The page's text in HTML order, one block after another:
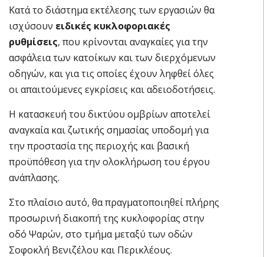
Κατά το διάστημα εκτέλεσης των εργασιών θα
ισχύσουν ειδικές κυκλοφοριακές
ρυθμίσεις, που κρίνονται αναγκαίες για την
ασφάλεια των κατοίκων και των διερχόμενων
οδηγών, και για τις οποίες έχουν ληφθεί όλες
οι απαιτούμενες εγκρίσεις και αδειοδοτήσεις.
Η κατασκευή του δικτύου ομβρίων αποτελεί
αναγκαία και ζωτικής σημασίας υποδομή για
την προστασία της περιοχής και βασική
προϋπόθεση για την ολοκλήρωση του έργου
ανάπλασης.
Στο πλαίσιο αυτό, θα πραγματοποιηθεί πλήρης
προσωρινή διακοπή της κυκλοφορίας στην
οδό Ψαρών, στο τμήμα μεταξύ των οδών
Σοφοκλή Βενιζέλου και Περικλέους.